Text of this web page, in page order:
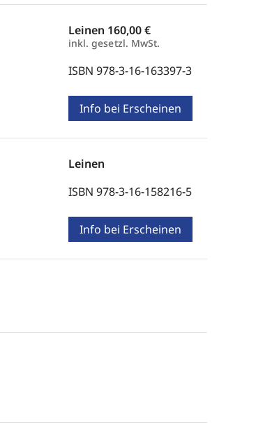
Leinen 160,00 €
inkl. gesetzl. MwSt.
ISBN 978-3-16-163397-3
Info bei Erscheinen
Leinen
ISBN 978-3-16-158216-5
Info bei Erscheinen